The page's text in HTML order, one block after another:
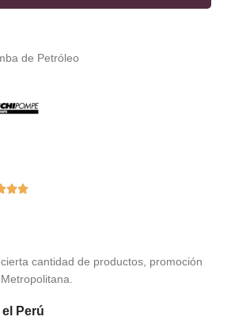
de Petróleo

cantidad de productos, promoción
Perú